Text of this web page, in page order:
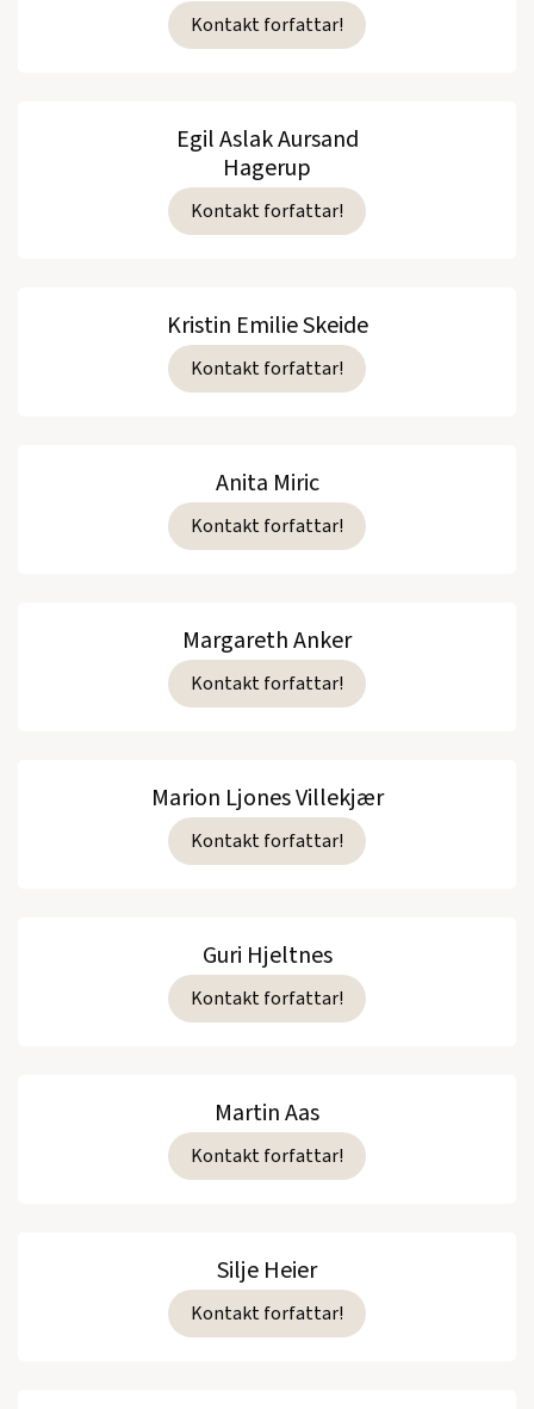
Kontakt forfattar!
Egil Aslak Aursand
Hagerup
Kontakt forfattar!
Kristin Emilie Skeide
Kontakt forfattar!
Anita Miric
Kontakt forfattar!
Margareth Anker
Kontakt forfattar!
Marion Ljones Villekjær
Kontakt forfattar!
Guri Hjeltnes
Kontakt forfattar!
Martin Aas
Kontakt forfattar!
Silje Heier
Kontakt forfattar!